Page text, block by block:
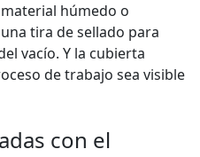
húmedo o
tira de sellado para
vacío. Y la cubierta
de trabajo sea visible
con el